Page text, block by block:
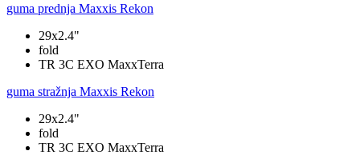
guma prednja Maxxis Rekon
29x2.4"
fold
TR 3C EXO MaxxTerra
guma stražnja Maxxis Rekon
29x2.4"
fold
TR 3C EXO MaxxTerra